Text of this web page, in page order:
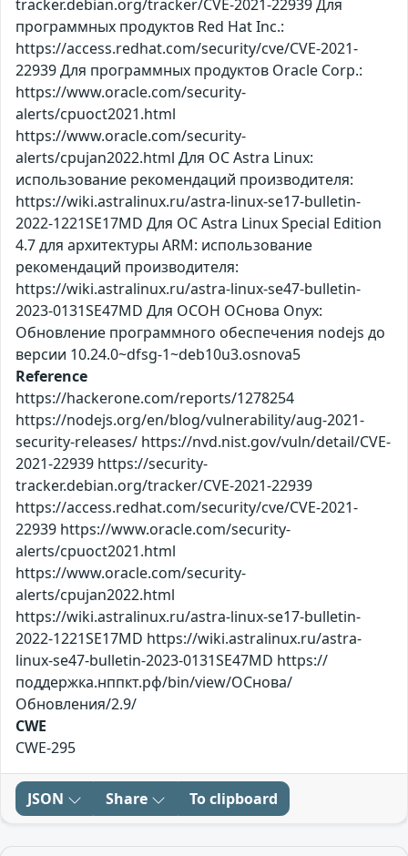
tracker.debian.org/tracker/CVE-2021-22939 Для
программных продуктов Red Hat Inc.:
https://access.redhat.com/security/cve/CVE-2021-
22939 Для программных продуктов Oracle Corp.:
https://www.oracle.com/security-
alerts/cpuoct2021.html
https://www.oracle.com/security-
alerts/cpujan2022.html Для ОС Astra Linux:
использование рекомендаций производителя:
https://wiki.astralinux.ru/astra-linux-se17-bulletin-
2022-1221SE17MD Для ОС Astra Linux Special Edition
4.7 для архитектуры ARM: использование
рекомендаций производителя:
https://wiki.astralinux.ru/astra-linux-se47-bulletin-
2023-0131SE47MD Для ОСОН ОСнова Оnyx:
Обновление программного обеспечения nodejs до
версии 10.24.0~dfsg-1~deb10u3.osnova5
Reference
https://hackerone.com/reports/1278254
https://nodejs.org/en/blog/vulnerability/aug-2021-
security-releases/ https://nvd.nist.gov/vuln/detail/CVE-
2021-22939 https://security-
tracker.debian.org/tracker/CVE-2021-22939
https://access.redhat.com/security/cve/CVE-2021-
22939 https://www.oracle.com/security-
alerts/cpuoct2021.html
https://www.oracle.com/security-
alerts/cpujan2022.html
https://wiki.astralinux.ru/astra-linux-se17-bulletin-
2022-1221SE17MD https://wiki.astralinux.ru/astra-
linux-se47-bulletin-2023-0131SE47MD https://
поддержка.нппкт.рф/bin/view/ОСнова/
Обновления/2.9/
CWE
CWE-295
JSON Share To clipboard